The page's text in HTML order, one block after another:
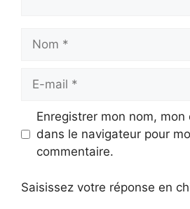
Nom
Enregistrer mon nom,
dans le navigateur pour
commentaire.
Saisissez votre réponse en